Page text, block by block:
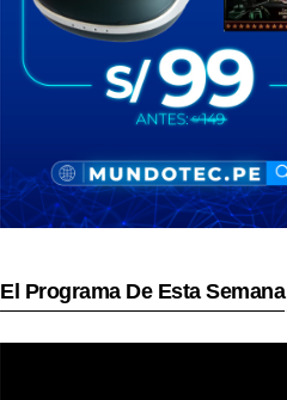
El Programa De Esta Semana